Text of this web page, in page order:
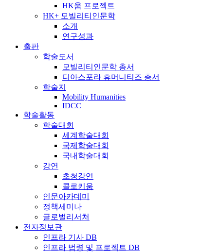
HK움 프로젝트
HK+ 모빌리티인문학
소개
연구성과
출판
학술도서
모빌리티인문학 총서
디아스포라 휴머니티즈 총서
학술지
Mobility Humanities
IDCC
학술활동
학술대회
세계학술대회
국제학술대회
국내학술대회
강연
초청강연
콜로키움
인문아카데미
정책세미나
글로벌리서처
전자정보관
인프라 기사 DB
인프라 법령 및 프로젝트 DB